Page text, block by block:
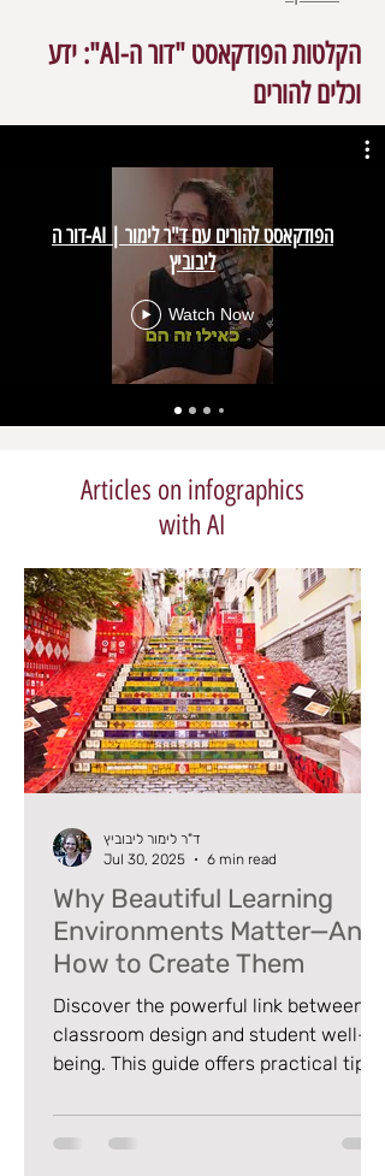
הקלטות הפודקאסט "דור ה-AI": ידע
וכלים להורים
דור ה-AI | הפודקאסט להורים עם ד"ר לימור
ליבוביץ
Watch Now
Articles on infographics
with AI
Why Beautiful Learning
Environments Matter—And
How to Create Them
Discover the powerful link between
classroom design and student well-
being. This guide offers practical tips
layouts, and student partnership to
create an inspiring and effective
ד"ר לימור ליבוביץ
Jul 30, 2025
6 min read